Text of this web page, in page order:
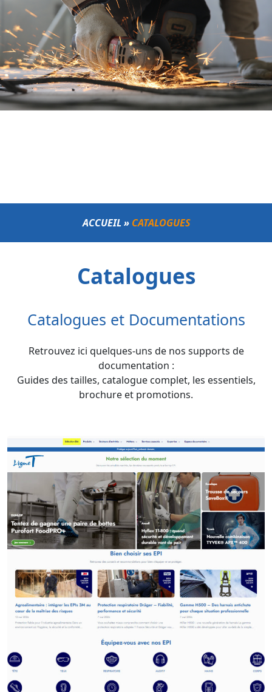
ACCUEIL» CATALOGUES
Catalogues
Catalogues et Documentations
Retrouvez ici quelques-uns de nos supports de
documentation :
Guides des tailles, catalogue complet, les essentiels,
brochure et promotions.